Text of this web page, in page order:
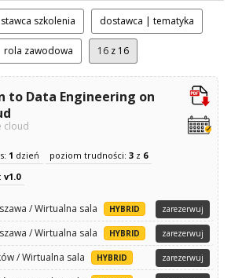
szkolenia dostawca | tematyka
rola zawodowa 16z 16
to Data Engineering on
cloud
1 dzień poziom trudności: 3z 6
v1.0
/ Wirtualna sala HYBRID zarezerwuj
/ Wirtualna sala HYBRID zarezerwuj
/ Wirtualna sala HYBRID zarezerwuj